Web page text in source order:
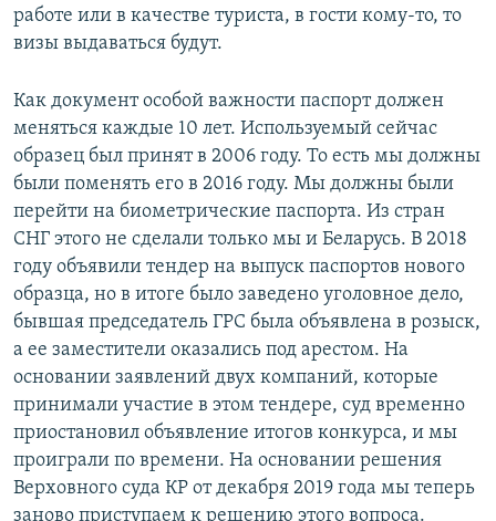
работе или в качестве туриста, в гости кому-то, то
визы выдаваться будут.
Как документ особой важности паспорт должен
меняться каждые 10 лет. Используемый сейчас
образец был принят в 2006 году. То есть мы должны
были поменять его в 2016 году. Мы должны были
перейти на биометрические паспорта. Из стран
СНГ этого не сделали только мы и Беларусь. В 2018
году объявили тендер на выпуск паспортов нового
образца, но в итоге было заведено уголовное дело,
бывшая председатель ГРС была объявлена в розыск,
а ее заместители оказались под арестом. На
основании заявлений двух компаний, которые
принимали участие в этом тендере, суд временно
приостановил объявление итогов конкурса, и мы
проиграли по времени. На основании решения
Верховного суда КР от декабря 2019 года мы теперь
заново приступаем к решению этого вопроса.